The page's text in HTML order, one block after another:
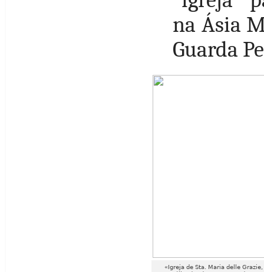
na Ásia
Guarda
«Igreja de Sta. Maria delle Grazie,